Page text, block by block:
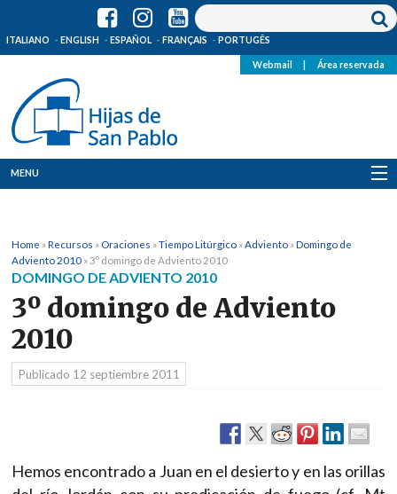
ITALIANO ENGLISH ESPAÑOL FRANÇAIS PORTUGÊS
Webmail Área reservada
MENU
Dónde estamos
Noticias
Recursos
Media
Home »Recursos » Oraciones »Tiempo Litúrgico » Adviento »Domingo de
Adviento 2010 »3º domingo de Adviento 2010
DOMINGO DE ADVIENTO 2010
3º domingo de Adviento
2010
Publicado 12 septiembre 2011
Hemos encontrado a Juan en el desierto y en las orillas